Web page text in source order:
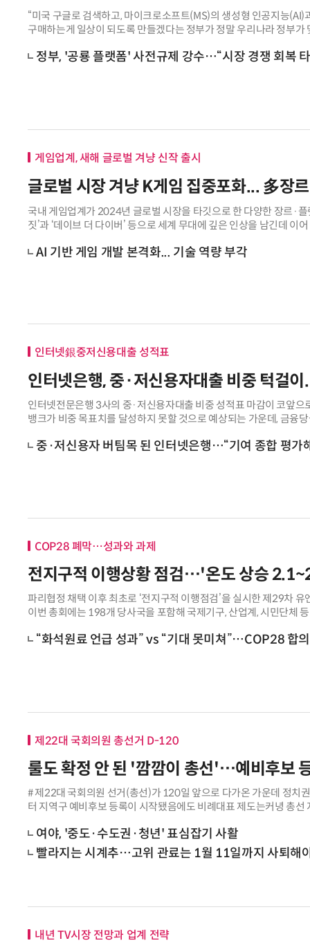
“미국 구글로 검색하고, 마이크로소프트(MS)의 생성형 인공지능
구매하는게 일상이 되도록 만들겠다는 정부가 정말 우리나라 정부가
정부, '공룡 플랫폼' 사전규제 강수…“시장 경쟁 회복
게임업계, 새해 글로벌 겨냥 신작 출시
글로벌 시장 겨냥 K게임 집중포화... 多장
국내 게임업계가 2024년 글로벌 시장을 타깃으로 한 다양한 장르·
짓’과 ‘데이브 더 다이버’ 등으로 세계 무대에 깊은 인상을 남긴데
AI 기반 게임 개발 본격화... 기술 역량 부각
인터넷銀중저신용대출 성적표
인터넷은행, 중·저신용자대출 비중 턱걸
인터넷전문은행 3사의 중·저신용자대출 비중 성적표 마감이 코앞
뱅크가 비중 목표치를 달성하지 못할 것으로 예상되는 가운데, 금융
중·저신용자 버팀목 된 인터넷은행…“기여 종합 평가
COP28 폐막…성과와 과제
전지구적 이행상황 점검…'온도 상승
파리협정 채택 이후 최초로 ‘전지구적 이행점검’을 실시한 제29차
이번 총회에는 198개 당사국을 포함해 국제기구, 산업계, 시민단체
“화석원료 언급 성과” vs “기대 못미쳐”…COP28 합
제22대 국회의원 총선거 D-120
룰도 확정 안 된 '깜깜이 총선'…예비후보
# 제22대 국회의원 선거(총선)가 120일 앞으로 다가온 가운데 정치
터 지역구 예비후보 등록이 시작됐음에도 비례대표 제도는커녕 총
여야, '중도·수도권·청년' 표심잡기 사활
빨라지는 시계추…고위 관료는 1월 11일까지 사퇴해
내년 TV시장 전망과 업계 전략